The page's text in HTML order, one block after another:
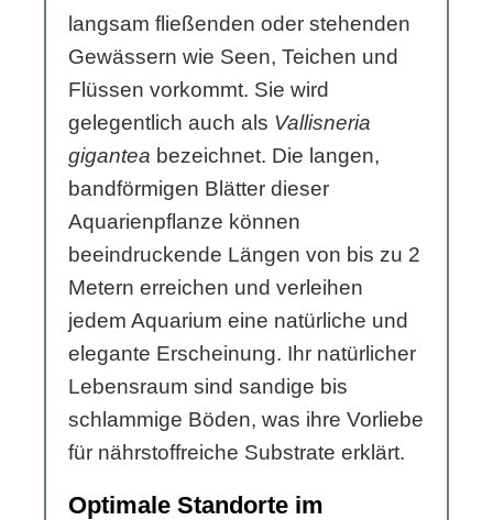
langsam fließenden oder stehenden
Gewässern wie Seen, Teichen und
Flüssen vorkommt. Sie wird
gelegentlich auch als Vallisneria
gigantea bezeichnet. Die langen,
bandförmigen Blätter dieser
Aquarienpflanze können
beeindruckende Längen von bis zu 2
Metern erreichen und verleihen
jedem Aquarium eine natürliche und
elegante Erscheinung. Ihr natürlicher
Lebensraum sind sandige bis
schlammige Böden, was ihre Vorliebe
für nährstoffreiche Substrate erklärt.
Optimale Standorte im